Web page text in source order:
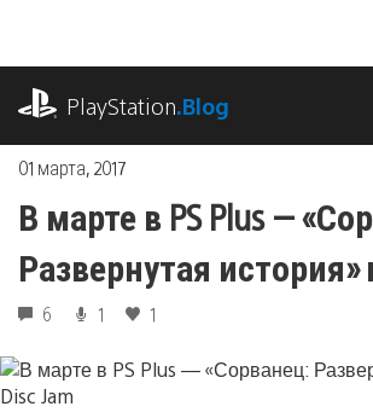
содержимому
PlayStation.Blog
01 марта, 2017
В марте в PS Plus —
Развернутая история»
6 1 1